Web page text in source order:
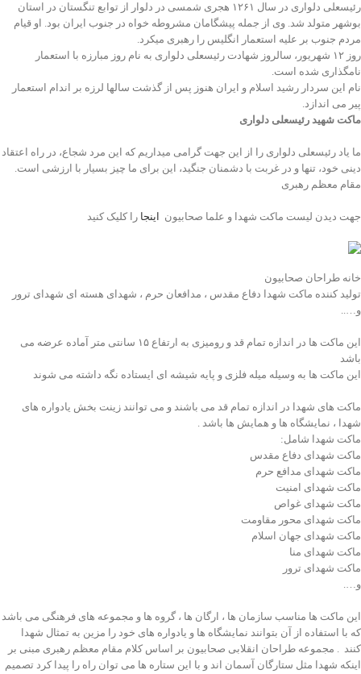
رئیسعلی دلواری در سال ۱۲۶۱ هجری شمسی در دلوار از توابع تنگستان در استان
بوشهر متولد شد. وی از جمله پیشگامان مشروطه خواه در جنوب ایران بود. او قیام
مردم جنوب بر علیه استعمار انگلیس را رهبری میکرد.
روز ۱۲ شهریور، سالروز شهادت رئیسعلی دلواری به نام روز مبارزه با استعمار
نامگذاری شده است.
نام این سردار رشید اسلام و ایران هنوز پس از گذشت سالها لرزه بر اندام استعمار
پیر می اندازد.
ماکت شهید رئیسعلی دلواری
ما یاد رئیسعلی دلواری را از این جهت گرامی میداریم که این مرد شجاع، در راه اعتقاد
دینی خود، تنها و در غربت با دشمنان جنگید، این برای ما چیز بسیار با ارزشی است.
مقام معظم رهبری
جهت دیدن لیست ماکت شهدا و علما صحابیون اینجا را کلیک کنید
خانه طراحان صحابیون
تولید کننده ماکت شهدا دفاع مقدس ، مدافعان حرم ، شهدای هسته ای شهدای ترور
و…..
این ماکت ها در اندازه تمام قد و رومیزی به ارتفاع ۱۵ سانتی متر آماده عرضه می
باشد
این ماکت ها به وسیله میله فلزی و پایه شیشه ای ایستاده نگه داشته می شوند
ماکت های شهدا در اندازه تمام قد می باشند و می توانند زینت بخش یادواره های
شهدا ، نمایشگاه ها و همایش ها باشد .
ماکت شهدا شامل:
ماکت شهدای دفاع مقدس
ماکت شهدای مدافع حرم
ماکت شهدای امنیت
ماکت شهدای غواص
ماکت شهدای محور مقاومت
ماکت شهدای جهان اسلام
ماکت شهدای منا
ماکت شهدای ترور
و….
این ماکت ها مناسب سازمان ها ، ارگان ها ، گروه ها و مجموعه های فرهنگی می باشد
که با استفاده از آن بتوانند نمایشگاه ها و یادواره های خود را مزین به تمثال شهدا
کنند . مجموعه طراحان انقلابی صحابیون بر اساس کلام مقام معظم رهبری مبنی بر
اینکه شهدا مثل ستارگان آسمان اند و با این ستاره ها می توان راه را پیدا کرد تصمیم